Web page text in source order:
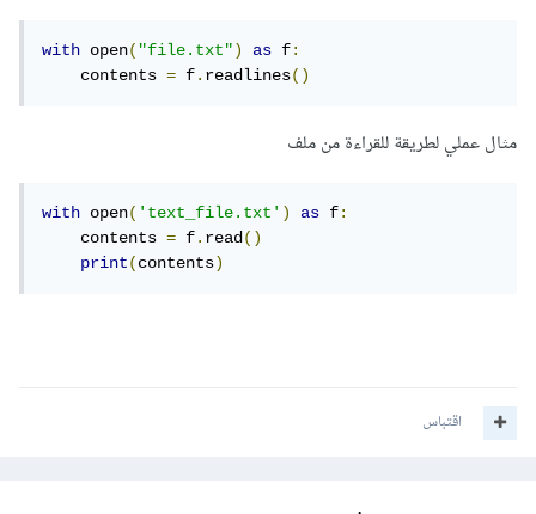
with open("file.txt") as f:
    contents
= f.readlines()
مثال عملي لطريقة للقراءة من ملف
with open('text_file.txt') as f:
    contents
= f.read()
print(contents)
اقتباس